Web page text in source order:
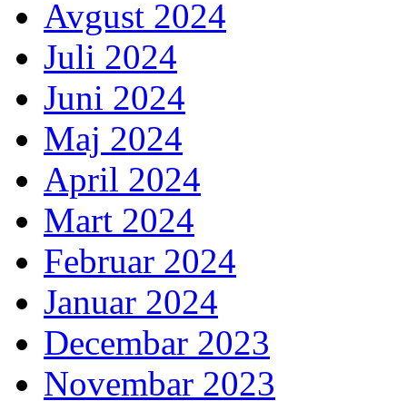
Avgust 2024
Juli 2024
Juni 2024
Maj 2024
April 2024
Mart 2024
Februar 2024
Januar 2024
Decembar 2023
Novembar 2023